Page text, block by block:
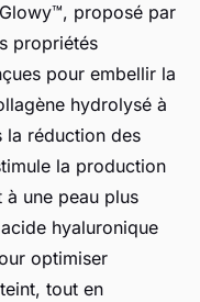
proposé par
propriétés
pour embellir la
hydrolysé à
la réduction des
la production
une peau plus
hyaluronique
optimiser
tout en